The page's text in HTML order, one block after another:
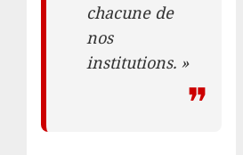
chacune de
nos
institutions. »